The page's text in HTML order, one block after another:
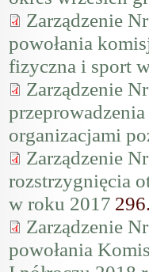
Zarządzenie
powołania
fizyczna i sport
Zarządzenie
organizacjami
Zarządzenie
rozstrzygnięcia
w roku 2017
Zarządzenie
powołania